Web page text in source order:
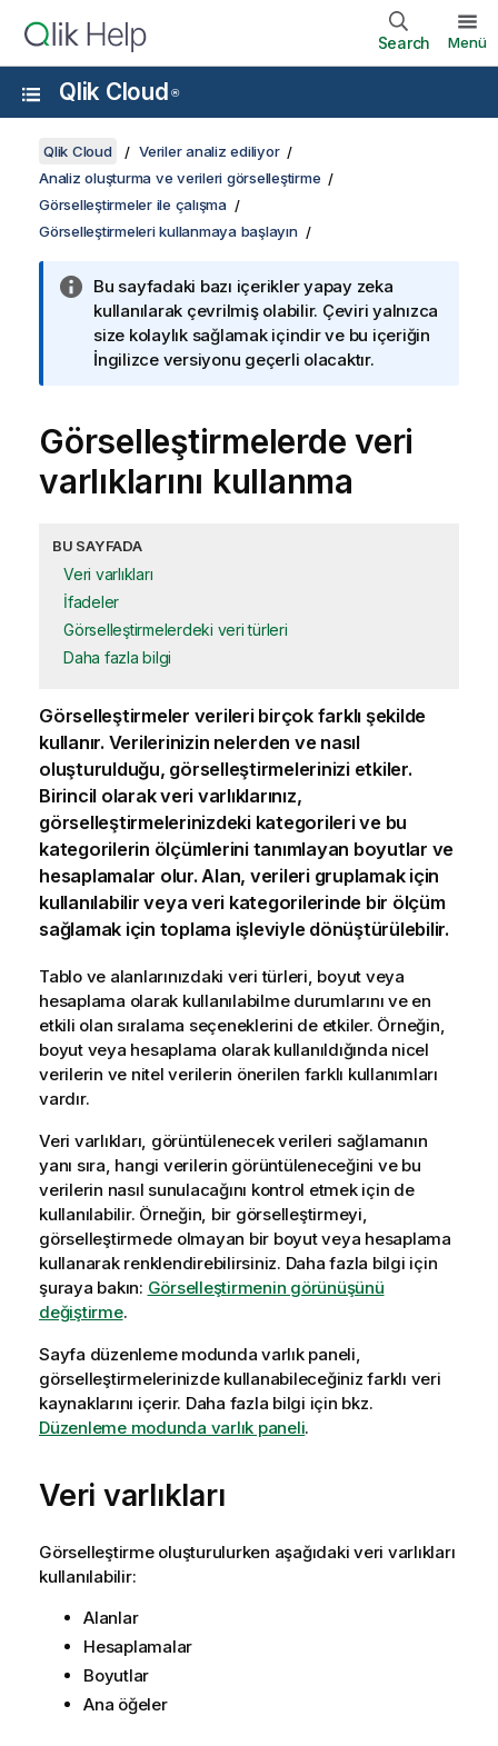
Search Menü
Qlik Cloud ®
Qlik Cloud
Veriler analiz ediliyor
Analiz oluşturma ve verileri görselleştirme
Görselleştirmeler ile çalışma
Görselleştirmeleri kullanmaya başlayın
Bu sayfadaki bazı içerikler yapay zeka
kullanılarak çevrilmiş olabilir. Çeviri yalnızca
size kolaylık sağlamak içindir ve bu içeriğin
İngilizce versiyonu geçerli olacaktır.
Görselleştirmelerde veri
varlıklarını kullanma
BU SAYFADA
Veri varlıkları
İfadeler
Görselleştirmelerdeki veri türleri
Daha fazla bilgi
Görselleştirmeler verileri birçok farklı şekilde
kullanır. Verilerinizin nelerden ve nasıl
oluşturulduğu, görselleştirmelerinizi etkiler.
Birincil olarak veri varlıklarınız,
görselleştirmelerinizdeki kategorileri ve bu
kategorilerin ölçümlerini tanımlayan boyutlar ve
hesaplamalar olur.Alan, verileri gruplamak için
kullanılabilir veya veri kategorilerinde bir ölçüm
sağlamak için toplama işleviyle dönüştürülebilir.
Tablo ve alanlarınızdaki veri türleri, boyut veya
hesaplama olarak kullanılabilme durumlarını ve en
etkili olan sıralama seçeneklerini de etkiler. Örneğin,
boyut veya hesaplama olarak kullanıldığında nicel
verilerin ve nitel verilerin önerilen farklı kullanımları
vardır.
Veri varlıkları, görüntülenecek verileri sağlamanın
yanı sıra, hangi verilerin görüntüleneceğini ve bu
verilerin nasıl sunulacağını kontrol etmek için de
kullanılabilir. Örneğin, bir görselleştirmeyi,
görselleştirmede olmayan bir boyut veya hesaplama
kullanarak renklendirebilirsiniz. Daha fazla bilgi için
şuraya bakın: Görselleştirmenin görünüşünü
değiştirme.
Sayfa düzenleme modunda varlık paneli,
görselleştirmelerinizde kullanabileceğiniz farklı veri
kaynaklarını içerir. Daha fazla bilgi için bkz.
Düzenleme modunda varlık paneli.
Veri varlıkları
Görselleştirme oluşturulurken aşağıdaki veri varlıkları
kullanılabilir:
Alanlar
Hesaplamalar
Boyutlar
Ana öğeler